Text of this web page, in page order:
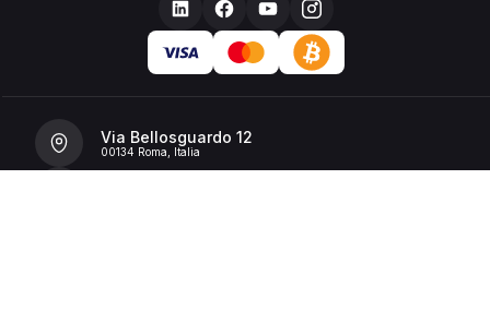
Via Bellosguardo 12
00134 Roma, Italia